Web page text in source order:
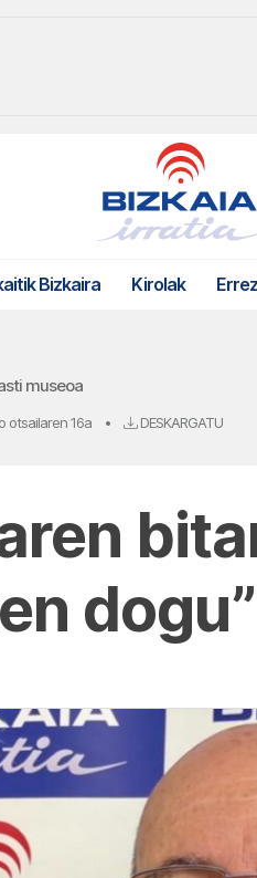
Bizkaira Kirolak
museoa
otsailaren 16a • DESKARGATU
dogu”